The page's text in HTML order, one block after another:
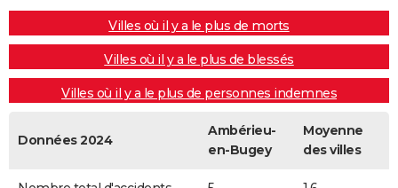
Villes où il y a le plus de morts
Villes où il y a le plus de blessés
Villes où il y a le plus de personnes indemnes
Données 2024
Ambérieu-
en-Bugey
Moyenne
des villes